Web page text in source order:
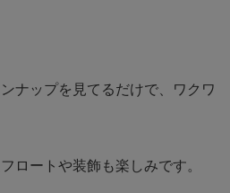
ナップを見てるだけで、ワクワ
ロートや装飾も楽しみです。